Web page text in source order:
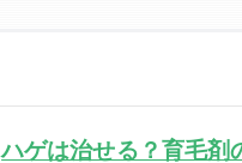
ハゲは治せる？育毛剤